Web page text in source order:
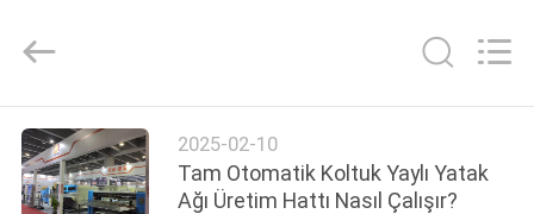
ANA
SAYFA
Rights
by
ECER
2025-02-10
Tam Otomatik Koltuk Yaylı Yatak
Ağı Üretim Hattı Nasıl Çalışır?